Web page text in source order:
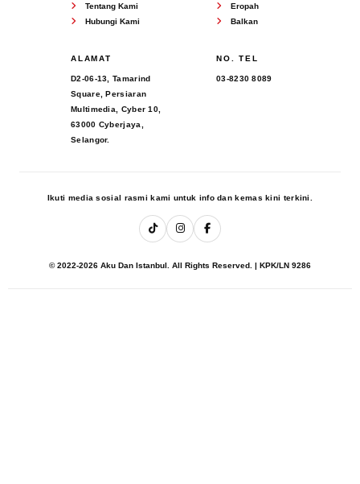
Tentang Kami
Hubungi Kami
Eropah
Balkan
ALAMAT
D2-06-13, Tamarind
Square, Persiaran
Multimedia, Cyber 10,
63000 Cyberjaya,
Selangor.
NO. TEL
03-8230 8089
Ikuti media sosial rasmi kami untuk info dan kemas kini terkini.
© 2022-2026 Aku Dan Istanbul. All Rights Reserved. | KPK/LN 9286